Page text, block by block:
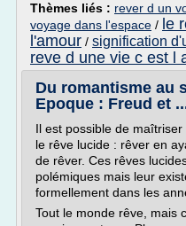
Thèmes liés : rever d un
voyage dans l'espace / le
l'amour / signification
reve d une vie c est l
Du romantisme au
Epoque : Freud et
Il est possible de
le rêve lucide : rêver en
de rêver. Ces rêves
polémiques mais leur
formellement dans les
Tout le monde rêve, mais